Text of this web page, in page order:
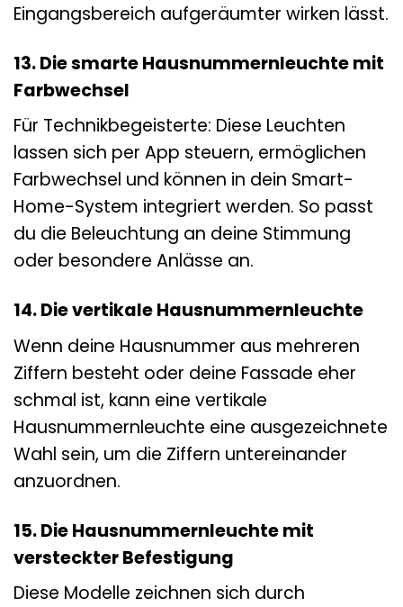
Eingangsbereich aufgeräumter wirken lässt.
13. Die smarte Hausnummernleuchte mit
Farbwechsel
Für Technikbegeisterte: Diese Leuchten
lassen sich per App steuern, ermöglichen
Farbwechsel und können in dein Smart-
Home-System integriert werden. So passt
du die Beleuchtung an deine Stimmung
oder besondere Anlässe an.
14. Die vertikale Hausnummernleuchte
Wenn deine Hausnummer aus mehreren
Ziffern besteht oder deine Fassade eher
schmal ist, kann eine vertikale
Hausnummernleuchte eine ausgezeichnete
Wahl sein, um die Ziffern untereinander
anzuordnen.
15. Die Hausnummernleuchte mit
versteckter Befestigung
Diese Modelle zeichnen sich durch